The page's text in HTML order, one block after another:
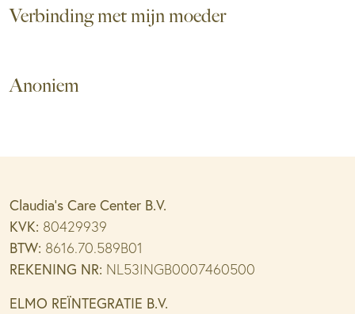
Verbinding met mijn moeder
Anoniem
Claudia’s Care Center B.V.
KVK: 80429939
BTW: 8616.70.589B01
REKENING NR: NL53INGB0007460500
ELMO REÏNTEGRATIE B.V.